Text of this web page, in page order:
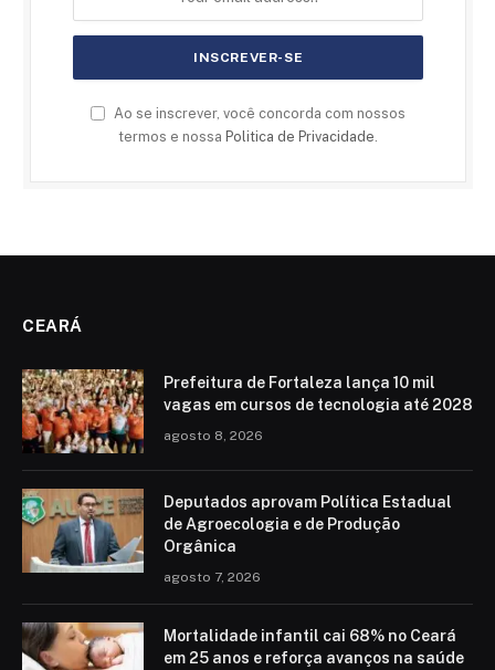
Ao se inscrever, você concorda com nossos
termos e nossa Politica de Privacidade
CEARÁ
Prefeitura de Fortaleza lança 10 mil
vagas em cursos de tecnologia até 2028
agosto 8, 2026
Deputados aprovam Política Estadual
de Agroecologia e de Produção
Orgânica
agosto 7, 2026
Mortalidade infantil cai 68% no Ceará
em 25 anos e reforça avanços na saúde